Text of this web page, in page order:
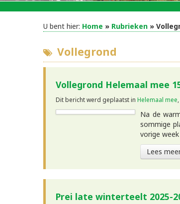
U bent hier: Home » Rubrieken »
Vollegrond
Vollegrond Helemaal mee
Dit bericht werd geplaatst in Helemaal mee
Na de
sommige
vorige
Lees
Prei late winterteelt 2025-